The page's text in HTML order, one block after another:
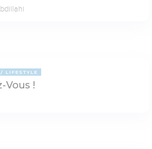
LIFESTYLE
Vous !